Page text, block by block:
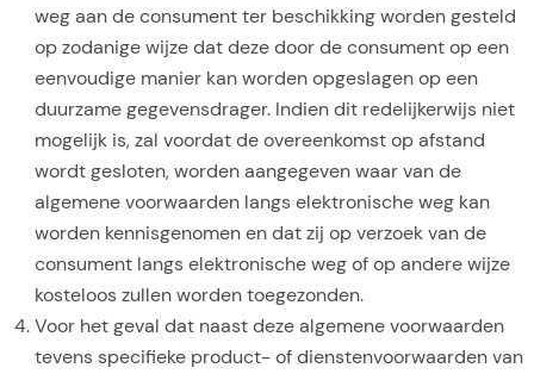
weg aan de consument ter beschikking worden gesteld
op zodanige wijze dat deze door de consument op een
eenvoudige manier kan worden opgeslagen op een
duurzame gegevensdrager. Indien dit redelijkerwijs niet
mogelijk is, zal voordat de overeenkomst op afstand
wordt gesloten, worden aangegeven waar van de
algemene voorwaarden langs elektronische weg kan
worden kennisgenomen en dat zij op verzoek van de
consument langs elektronische weg of op andere wijze
kosteloos zullen worden toegezonden.
Voor het geval dat naast deze algemene voorwaarden
tevens specifieke product- of dienstenvoorwaarden van